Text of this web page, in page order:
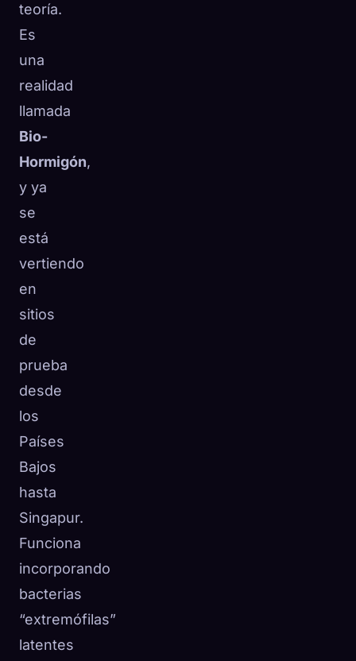
teoría.
Es
una
realidad
llamada
Bio-
Hormigón,
y ya
se
está
vertiendo
en
sitios
de
prueba
desde
los
Países
Bajos
hasta
Singapur.
Funciona
incorporando
bacterias
“extremófilas”
latentes